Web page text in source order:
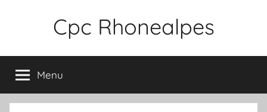
Cpc Rhonealpes
Menu